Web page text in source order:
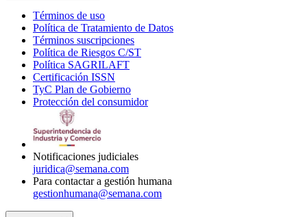
Términos de uso
in
new
window
Política de Tratamiento de Datos
Términos suscripciones
in
Política de Riesgos C/ST
Política SAGRILAFT
new
window
Certificación ISSN
in
new
TyC Plan de Gobierno
in
Protección del consumidorOpens
Notificaciones judiciales
juridica@semana.com
Para contactar a gestión humana
gestionhumana@semana.com